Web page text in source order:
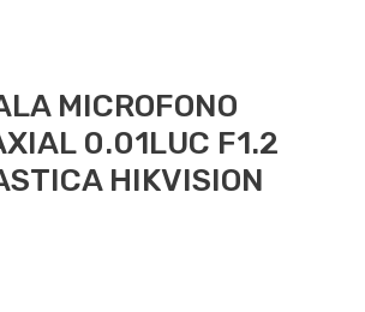
MICROFONO
0.01LUC F1.2
HIKVISION